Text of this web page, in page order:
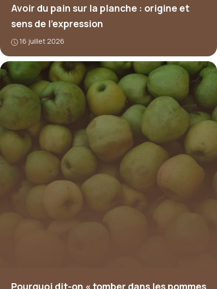
Avoir du pain sur la planche : origine et
sens de l’expression
16 juillet 2026